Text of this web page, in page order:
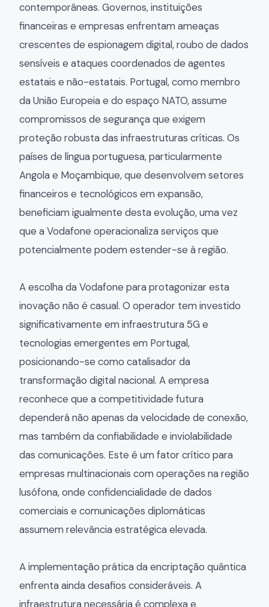
contemporâneas. Governos, instituições
financeiras e empresas enfrentam ameaças
crescentes de espionagem digital, roubo de dados
sensíveis e ataques coordenados de agentes
estatais e não-estatais. Portugal, como membro
da União Europeia e do espaço NATO, assume
compromissos de segurança que exigem
proteção robusta das infraestruturas críticas. Os
países de língua portuguesa, particularmente
Angola e Moçambique, que desenvolvem setores
financeiros e tecnológicos em expansão,
beneficiam igualmente desta evolução, uma vez
que a Vodafone operacionaliza serviços que
potencialmente podem estender-se à região.
A escolha da Vodafone para protagonizar esta
inovação não é casual. O operador tem investido
significativamente em infraestrutura 5G e
tecnologias emergentes em Portugal,
posicionando-se como catalisador da
transformação digital nacional. A empresa
reconhece que a competitividade futura
dependerá não apenas da velocidade de conexão,
mas também da confiabilidade e inviolabilidade
das comunicações. Este é um fator crítico para
empresas multinacionais com operações na região
lusófona, onde confidencialidade de dados
comerciais e comunicações diplomáticas
assumem relevância estratégica elevada.
A implementação prática da encriptação quântica
enfrenta ainda desafios consideráveis. A
infraestrutura necessária é complexa e